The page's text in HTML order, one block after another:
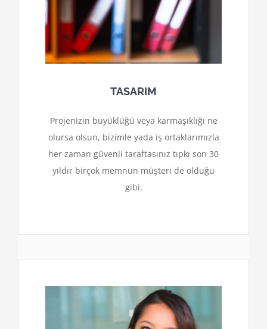
TASARIM
Projenizin büyüklüğü veya karmaşıklığı ne
olursa olsun, bizimle yada iş ortaklarımızla
her zaman güvenli taraftasınız tıpkı son 30
yıldır birçok memnun müşteri de olduğu
gibi.